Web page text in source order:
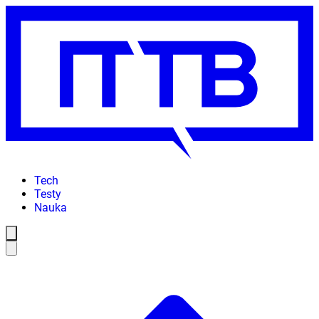
Tech
Testy
Nauka